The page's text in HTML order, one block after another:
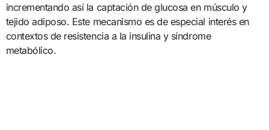
incrementando así la captación de glucosa en músculo y
tejido adiposo. Este mecanismo es de especial interés en
contextos de resistencia a la insulina y síndrome
metabólico.